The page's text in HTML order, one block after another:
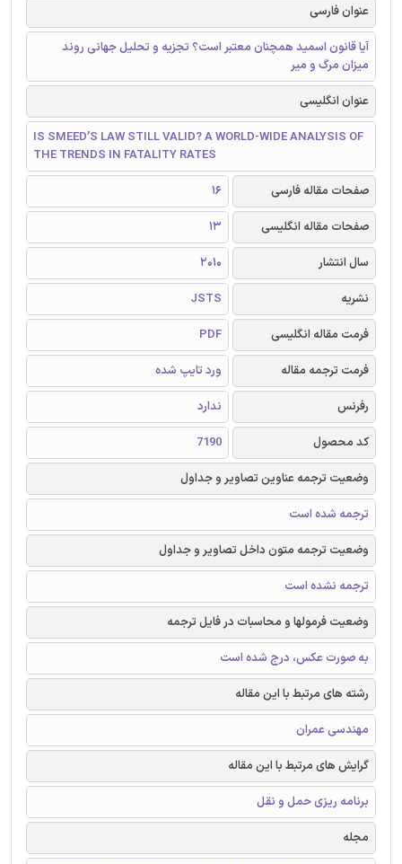
عنوان فارسی
آیا قانون اسمید همچنان معتبر است؟ تجزیه و تحلیل جهانی روند
میزان مرگ و میر
عنوان انگلیسی
IS SMEED’S LAW STILL VALID? A WORLD-WIDE ANALYSIS OF
THE TRENDS IN FATALITY RATES
صفحات مقاله فارسی
16
صفحات مقاله انگلیسی
13
سال انتشار
2010
نشریه
JSTS
فرمت مقاله انگلیسی
PDF
فرمت ترجمه مقاله
ورد تایپ شده
رفرنس
ندارد
کد محصول
7190
وضعیت ترجمه عناوین تصاویر و جداول
ترجمه شده است
وضعیت ترجمه متون داخل تصاویر و جداول
ترجمه نشده است
وضعیت فرمولها و محاسبات در فایل ترجمه
به صورت عکس، درج شده است
رشته های مرتبط با این مقاله
مهندسی عمران
گرایش های مرتبط با این مقاله
برنامه ریزی حمل و نقل
مجله